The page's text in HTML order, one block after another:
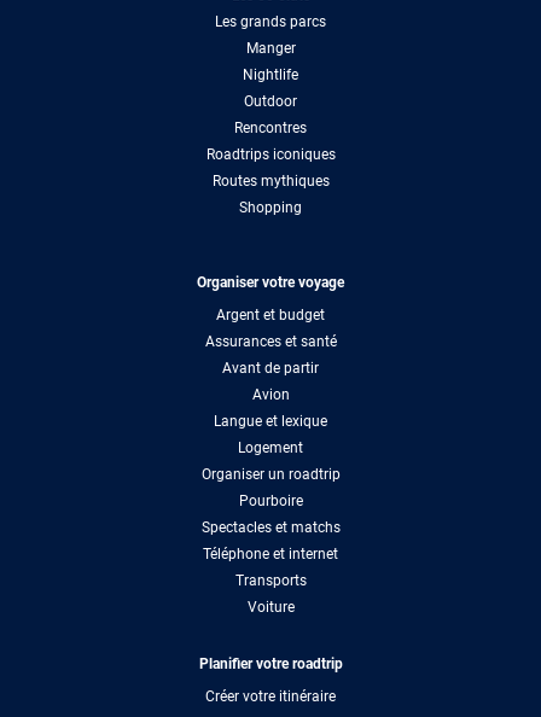
Les grands parcs
Manger
Nightlife
Outdoor
Rencontres
Roadtrips iconiques
Routes mythiques
Shopping
Organiser votre voyage
Argent et budget
Assurances et santé
Avant de partir
Avion
Langue et lexique
Logement
Organiser un roadtrip
Pourboire
Spectacles et matchs
Téléphone et internet
Transports
Voiture
Planifier votre roadtrip
Créer votre itinéraire